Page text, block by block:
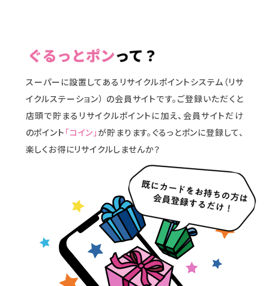
スーパーに設置してあるリサイクルポイントシステム（リサ
イクルステーション） の会員サイトです。ご登録いただくと
店頭で貯まるリサイクルポイントに加え、会員サイトだけ
のポイント 「コイン」が貯まります。ぐるっとポンに登録して、
楽しくお得にリサイクルしませんか？